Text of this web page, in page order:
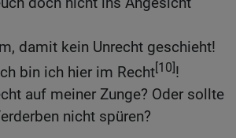
damit kein Unrecht geschieht!
bin ich hier im Recht[10]!
auf meiner Zunge? Oder sollte
nicht spüren?